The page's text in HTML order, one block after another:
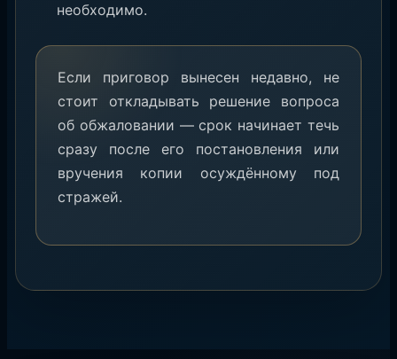
необходимо.
Если приговор вынесен недавно, не
стоит откладывать решение вопроса
об обжаловании — срок начинает течь
сразу после его постановления или
вручения копии осуждённому под
стражей.